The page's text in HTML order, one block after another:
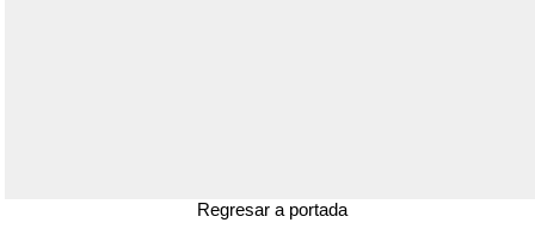
Regresar a portada